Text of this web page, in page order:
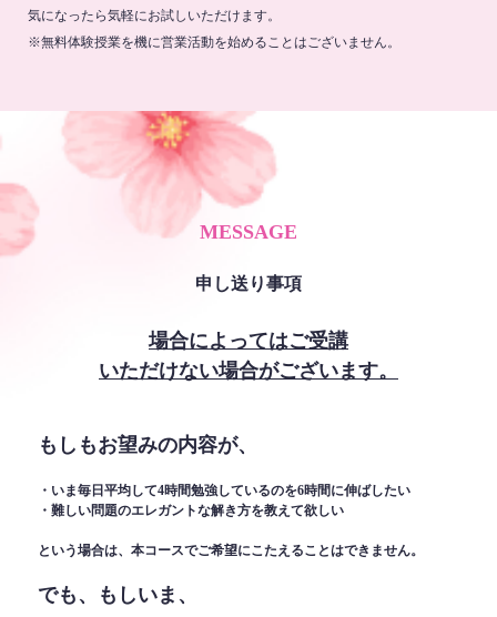
気になったら気軽にお試しいただけます。
※無料体験授業を機に営業活動を始めることはございません。
MESSAGE
申し送り事項
場合によってはご受講
いただけない場合がございます。
もしもお望みの内容が、
・いま毎日平均して4時間勉強しているのを6時間に伸ばしたい
・難しい問題のエレガントな解き方を教えて欲しい
という場合は、本コースでご希望にこたえることはできません。
でも、もしいま、